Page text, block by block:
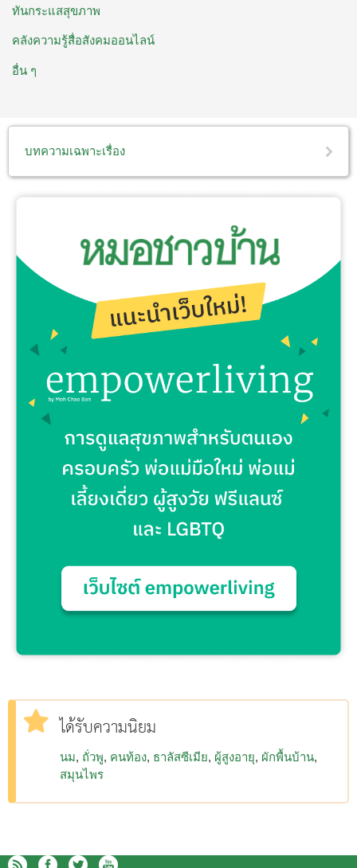
ทันกระแสสุขภาพ
คลังความรู้สื่อสังคมออนไลน์
อื่น ๆ
บทความเฉพาะเรื่อง
ได้รับความนิยม
นม ถั่วพู คนท้อง ธาลัสซีเมีย ผู้สูงอายุ ผักพื้นบ้าน
สมุนไพร